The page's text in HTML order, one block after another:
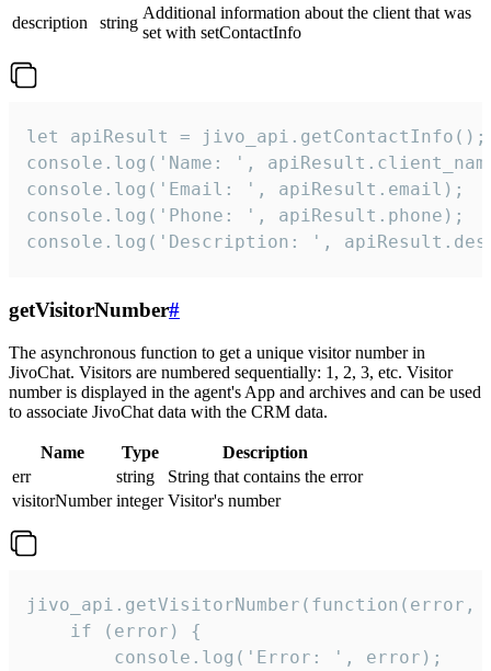
description
string
Additional information about the client that was
set with setContactInfo
let apiResult = jivo_api.getContactInfo();
console.log('Name: ',
console.log('Email: ', apiResult.email);
console.log('Phone: ', apiResult.phone);
console.log('Description: ',
getVisitorNumber#
The asynchronous function to get a unique visitor number in
JivoChat. Visitors are numbered sequentially: 1, 2, 3, etc. Visitor
number is displayed in the agent's App and archives and can be used
to associate JivoChat data with the CRM data.
Name Type
Description
err
string
String that contains the error
visitorNumber integer Visitor's number
jivo_api.getVisitorNumber(function(error,
    if (error) {
        console.log('Error: ', error);